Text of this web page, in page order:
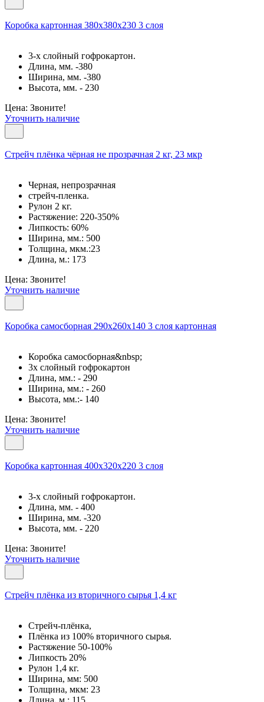
Коробка картонная 380х380х230 3 слоя
3-х слойный гофрокартон.
Длина, мм. -380
Ширина, мм. -380
Высота, мм. - 230
Цена: Звоните!
Уточнить наличие
Cтрейч плёнка чёрная не прозрачная 2 кг, 23 мкр
Черная, непрозрачная
стрейч-пленка.
Рулон 2 кг.
Растяжение: 220-350%
Липкость: 60%
Ширина, мм.: 500
Толщина, мкм.:23
Длина, м.: 173
Цена: Звоните!
Уточнить наличие
Коробка самосборная 290х260х140 3 слоя картонная
Коробка самосборная&nbsp;
3х слойный гофрокартон
Длина, мм.: - 290
Ширина, мм.: - 260
Высота, мм.:- 140
Цена: Звоните!
Уточнить наличие
Коробка картонная 400х320х220 3 слоя
3-х слойный гофрокартон.
Длина, мм. - 400
Ширина, мм. -320
Высота, мм. - 220
Цена: Звоните!
Уточнить наличие
Стрейч плёнка из вторичного сырья 1,4 кг
Стрейч-плёнка,
Плёнка из 100% вторичного сырья.
Растяжение 50-100%
Липкость 20%
Рулон 1,4 кг.
Ширина, мм: 500
Толщина, мкм: 23
Длина, м.: 115